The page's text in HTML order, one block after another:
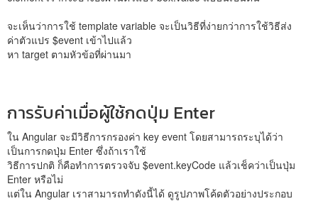
จะเห็นว่าการใช้ template variable จะเป็นวิธีที่ง่ายกว่าการใช้วิธีส่ง
ค่าตัวแปร $event เข้าไปแล้ว
หา target ตามหัวข้อที่ผ่านมา
การรับค่าเมื่อผู้ใช้กดปุ่ม Enter
ใน Angular จะมีวิธีการกรองค่า key event โดยสามารถระบุได้ว่า
เป็นการกดปุ่ม Enter ซึ่งถ้าเราใช้
วิธีการปกติ ก็คือทำการตรวจจับ $event.keyCode แล้วเช็คว่าเป็นปุ่ม
Enter หรือไม่
แต่ใน Angular เราสามารถทำดังนี้ได้ ดูรูปภาพโค้ดตัวอย่างประกอบ